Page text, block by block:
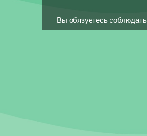
Вы обязуетесь соблюдать